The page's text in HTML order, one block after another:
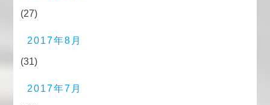
(27)
2017年8月
(31)
2017年7月